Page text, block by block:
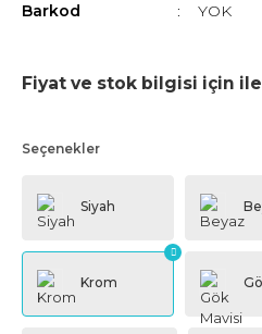
Barkod
YOK
Fiyat ve stok bilgisi için
Seçenekler